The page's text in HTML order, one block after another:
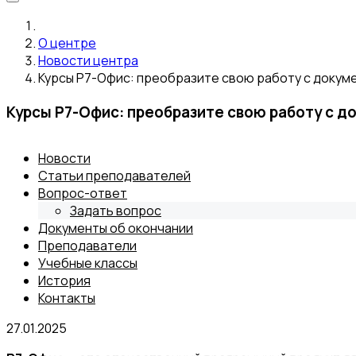
О центре
Новости центра
Курсы Р7-Офис: преобразите свою работу с
Курсы Р7-Офис: преобразите свою работу с
Новости
Статьи преподавателей
Вопрос-ответ
Задать вопрос
Документы об окончании
Преподаватели
Учебные классы
История
Контакты
27.01.2025